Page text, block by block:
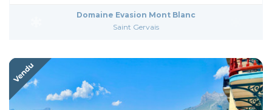
Domaine Evasion Mont Blanc
Saint Gervais